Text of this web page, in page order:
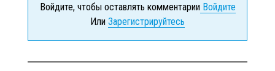
Войдите, чтобы оставлять комментарииВойдите
Или Зарегистрируйтесь